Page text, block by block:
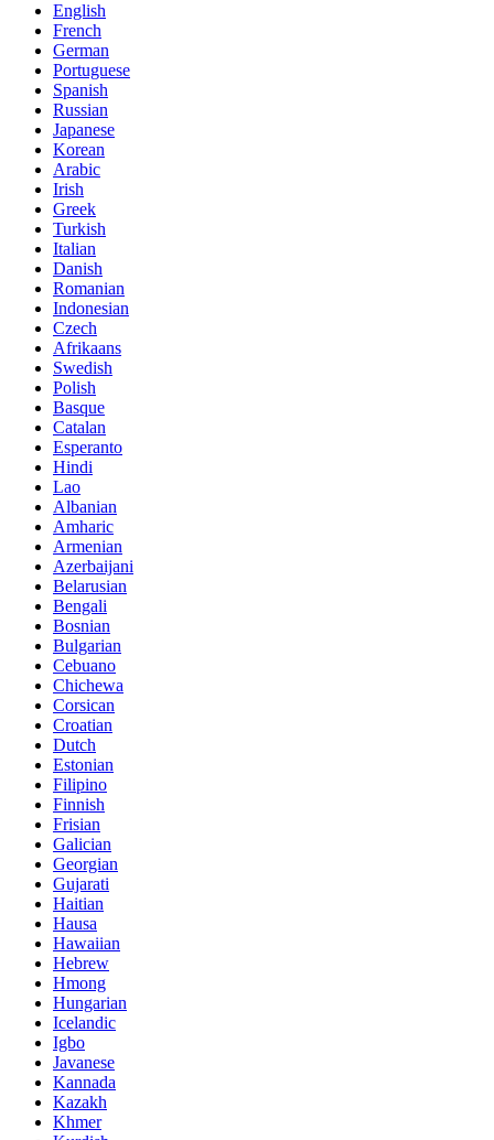
English
French
German
Portuguese
Spanish
Russian
Japanese
Korean
Arabic
Irish
Greek
Turkish
Italian
Danish
Romanian
Indonesian
Czech
Afrikaans
Swedish
Polish
Basque
Catalan
Esperanto
Hindi
Lao
Albanian
Amharic
Armenian
Azerbaijani
Belarusian
Bengali
Bosnian
Bulgarian
Cebuano
Chichewa
Corsican
Croatian
Dutch
Estonian
Filipino
Finnish
Frisian
Galician
Georgian
Gujarati
Haitian
Hausa
Hawaiian
Hebrew
Hmong
Hungarian
Icelandic
Igbo
Javanese
Kannada
Kazakh
Khmer